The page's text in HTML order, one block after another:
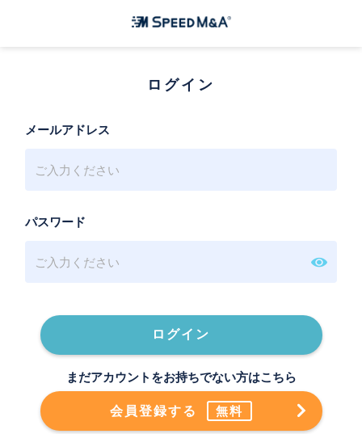
ログイン
メールアドレス
パスワード
ログイン
まだアカウントをお持ちでない方はこちら
会員登録する 無料